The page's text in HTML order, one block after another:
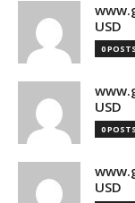
USD
0 POSTS
USD
0 POSTS
USD